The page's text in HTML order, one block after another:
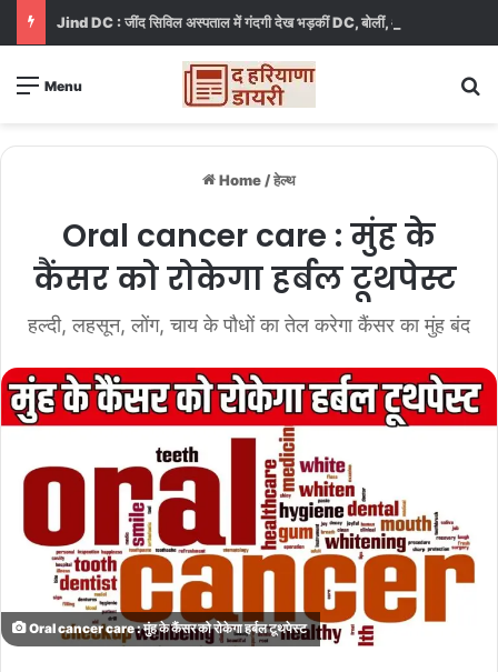
Menu
Home /हेल्थ
Oral cancer care : मुंह के
कैंसर को रोकेगा हर्बल टूथपेस्ट
हल्दी, लहसून, लोंग, चाय के पौधों का तेल करेगा कैंसर का मुंह बंद
Oral cancer care : मुंह के कैंसर को रोकेगा हर्बल टूथपेस्ट